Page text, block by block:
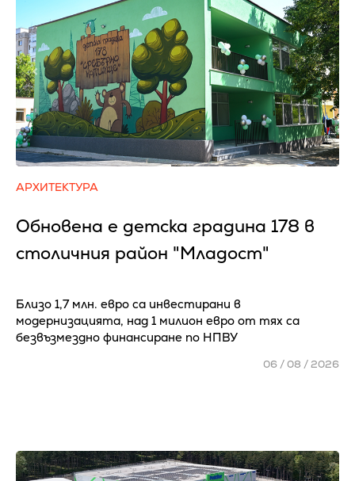
АРХИТЕКТУРА
Обновена е детска градина 178 в
столичния район "Младост"
Близо 1,7 млн. евро са инвестирани в
модернизацията, над 1 милион евро от тях са
безвъзмездно финансиране по НПВУ
06 / 08 / 2026